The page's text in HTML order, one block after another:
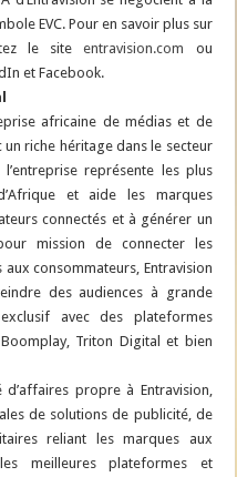
EVC. Pour en savoir plus sur
le siteentravision.com ou
et Facebook.
africaine de médias et de
riche héritage dans le secteur
représente les plus
et aide les marques
connectés et à générer un
mission de connecter les
consommateurs, Entravision
des audiences à grande
avec des plateformes
Triton Digital et bien
propre à Entravision,
de solutions de publicité, de
reliant les marques aux
meilleures plateformes et